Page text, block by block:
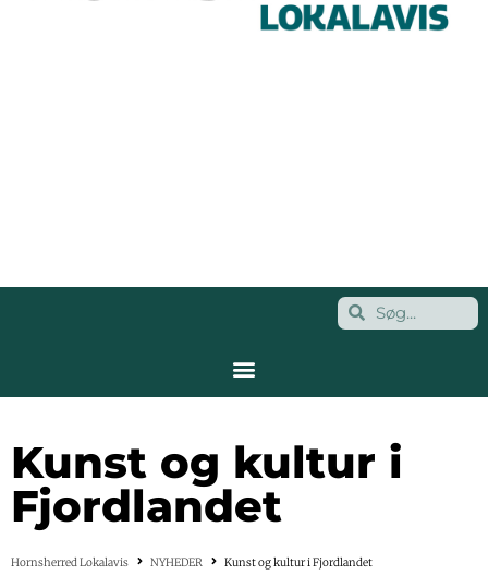
Kunst og kultur i
Fjordlandet
Hornsherred Lokalavis NYHEDER Kunst og kultur i Fjordlandet